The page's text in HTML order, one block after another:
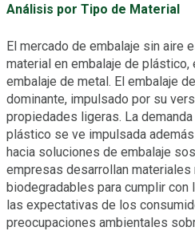
Análisis por Tipo de Material
El mercado de embalaje sin aire
material en embalaje de plástico,
embalaje de metal. El embalaje
dominante, impulsado por su
propiedades ligeras. La
plástico se ve impulsada
hacia soluciones de embalaje
empresas desarrollan
biodegradables para cumplir
las expectativas de los
preocupaciones ambientales